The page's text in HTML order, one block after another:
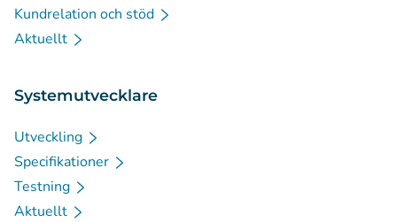
Kundrelation och stöd
Aktuellt
Systemutvecklare
Utveckling
Specifikationer
Testning
Aktuellt